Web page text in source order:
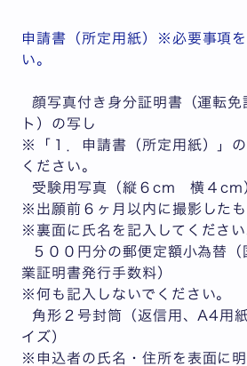
申請書（所定用紙）
※必要事項
い。
顔写真付き身分証明書（運転免
ト）の写し
※「１．申請書（所定用紙）」
ください。
受験用写真（縦６cm 横４cm
※出願前６ヶ月以内に撮影したも
※裏面に氏名を記入してくださ
５００円分の郵便定額小為替（
業証明書発行手数料）
※何も記入しないでください。
角形２号封筒（返信用、A4用
イズ）
※申込者の氏名・住所を表面に